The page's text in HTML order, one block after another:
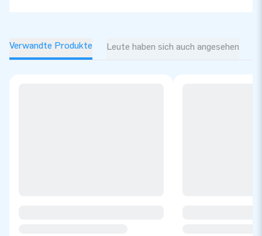
Verwandte Produkte Leute haben sich auch angesehen